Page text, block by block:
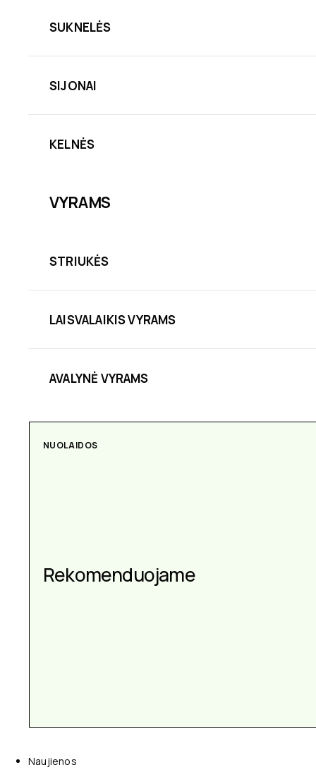
SUKNELĖS
SIJONAI
KELNĖS
VYRAMS
STRIUKĖS
LAISVALAIKIS VYRAMS
AVALYNĖ VYRAMS
NUOLAIDOS
Rekomenduojame
Naujienos